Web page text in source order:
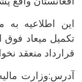
این اطلاعیه به
تکمیل میعاد
قرارداد منعقد
آدرس:وزارت